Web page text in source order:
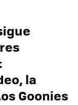
la
Goonies